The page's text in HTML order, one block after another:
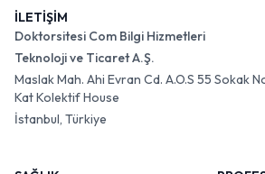
İLETİŞİM
Doktorsitesi Com Bilgi Hizmetleri
Teknoloji ve Ticaret A.Ş.
Maslak Mah. Ahi Evran Cd. A.O.S 55 Sokak
Kat Kolektif House
İstanbul, Türkiye